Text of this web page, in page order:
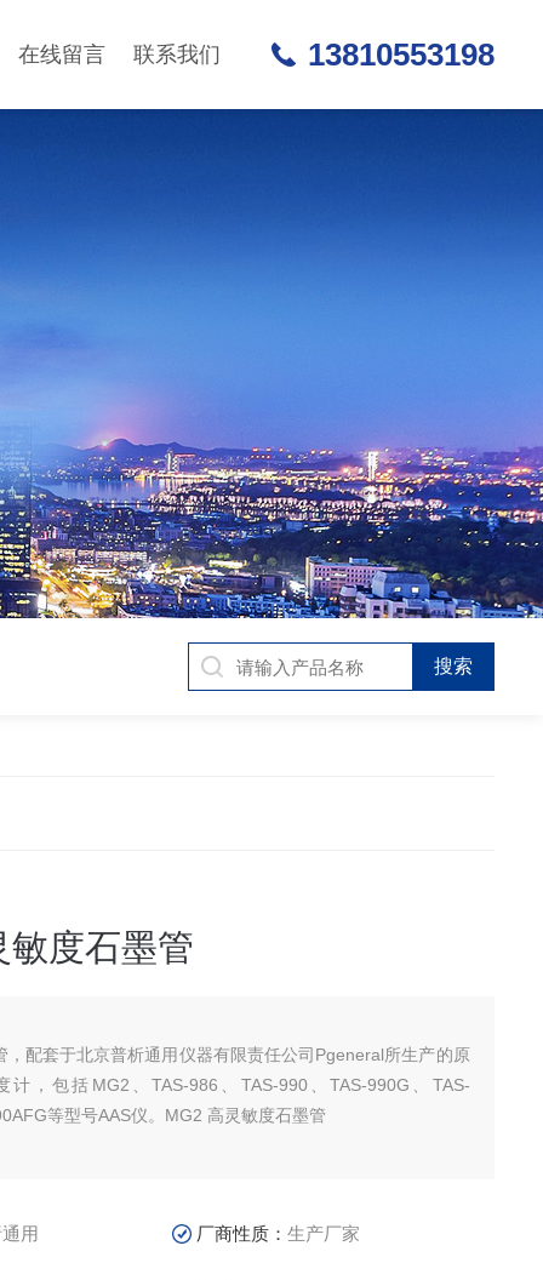
在线留言 联系我们 13810553198
敏度石墨管
，配套于北京普析通用仪器有限责任公司Pgeneral所生产的原
，包括MG2、TAS-986、TAS-990、TAS-990G、TAS-
等型号AAS仪。MG2 高灵敏度石墨管
用 厂商性质：生产厂家